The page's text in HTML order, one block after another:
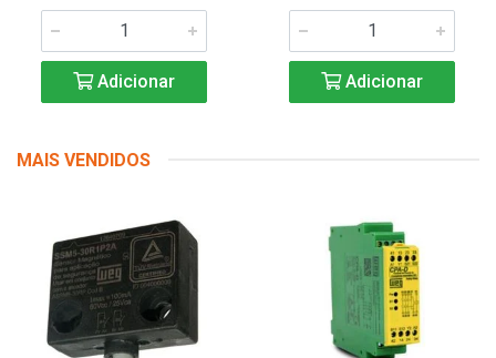
Adicionar Adicionar
MAIS VENDIDOS